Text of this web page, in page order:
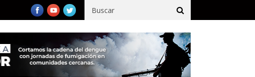
del Pacífico registra 92 % de avance en obras de terracería